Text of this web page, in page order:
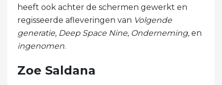
heeft ook achter de schermen gewerkt en
regisseerde afleveringen van Volgende
generatie, Deep Space Nine, Onderneming, en
ingenomen.
Zoe Saldana